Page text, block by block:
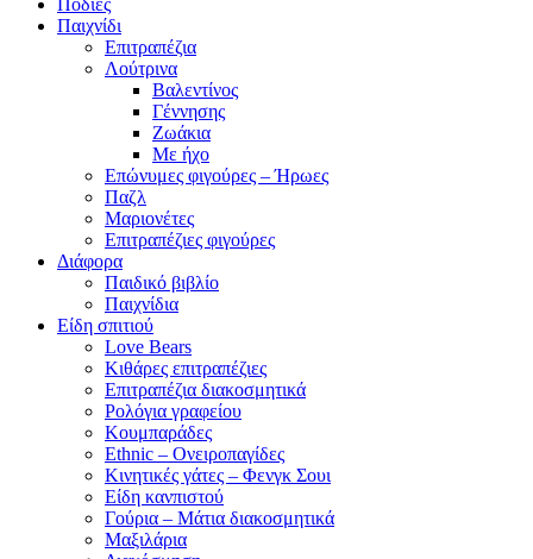
Παιχνίδι
Επιτραπέζια
Λούτρινα
Βαλεντίνος
Γέννησης
Ζωάκια
Με ήχο
Επώνυμες φιγούρες – Ήρωες
Παζλ
Μαριονέτες
Επιτραπέζιες φιγούρες
Διάφορα
Παιδικό βιβλίο
Παιχνίδια
Είδη σπιτιού
Love Bears
Κιθάρες επιτραπέζιες
Επιτραπέζια διακοσμητικά
Ρολόγια γραφείου
Κουμπαράδες
Ethnic – Ονειροπαγίδες
Κινητικές γάτες – Φενγκ Σουι
Είδη κανπιστού
Γούρια – Μάτια διακοσμητικά
Μαξιλάρια